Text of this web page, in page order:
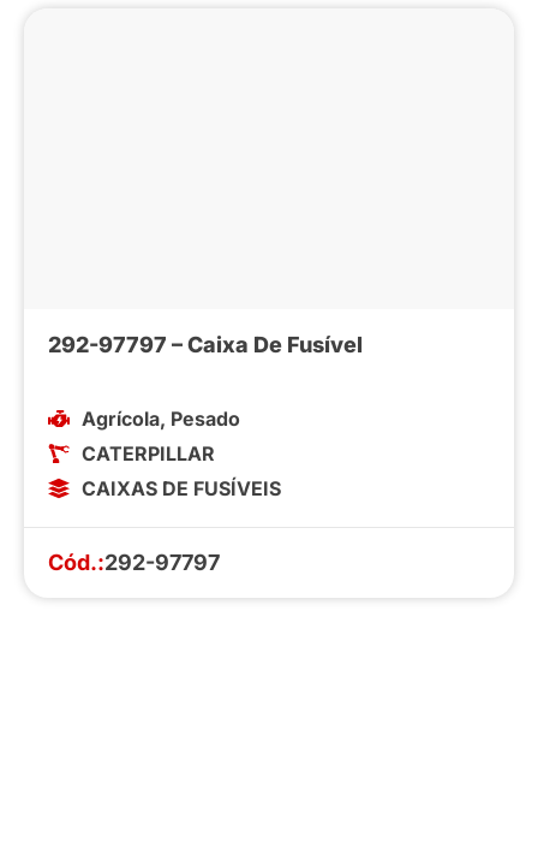
292-97797 – Caixa De Fusível
Agrícola, Pesado
CATERPILLAR
CAIXAS DE FUSÍVEIS
Cód.:292-97797